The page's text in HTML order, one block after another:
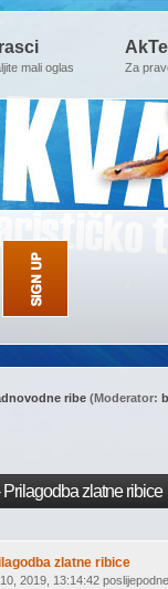
mali oglas Za
ribe (Moderator:
Prilagodba zlatne
zlatne ribice
2019, 13:14:42